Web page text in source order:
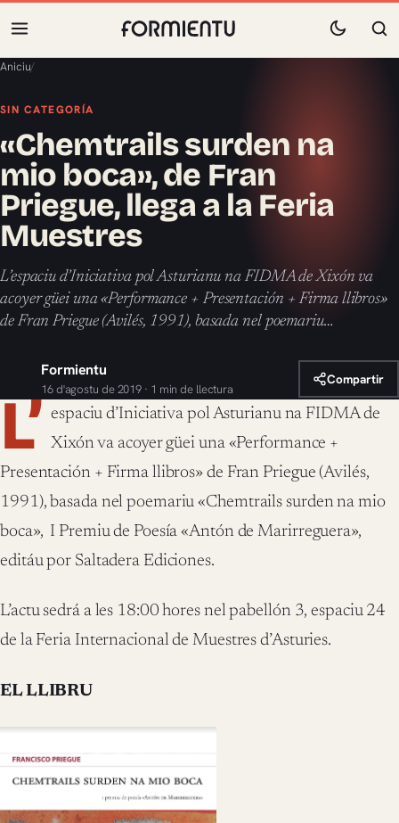
Aniciu/
SIN CATEGORÍA
«Chemtrails surden na
mio boca», de Fran
Priegue, llega a la Feria
Muestres
L’espaciu d’Iniciativa pol Asturianu na FIDMA de Xixón va
acoyer güei una «Performance + Presentación + Firma llibros»
de Fran Priegue (Avilés, 1991), basada nel poemariu…
Formientu
16 d'agostu de 2019 · 1 min de llectura
Compartir
L’ espaciu d’Iniciativa pol Asturianu na FIDMA de
Xixón va acoyer güei una «Performance +
Presentación + Firma llibros» de Fran Priegue (Avilés,
1991), basada nel poemariu «Chemtrails surden na mio
boca», I Premiu de Poesía «Antón de Marirreguera»,
editáu por Saltadera Ediciones.
L’actu sedrá a les 18:00 hores nel pabellón 3, espaciu 24
de la Feria Internacional de Muestres d’Asturies.
EL LLIBRU